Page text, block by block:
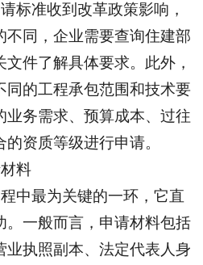
标准收到改革政策影响，
不同，企业需要查询住建部
件了解具体要求。此外，
同的工程承包范围和技术要
业务需求、预算成本、过往
资质等级进行申请。
料
中最为关键的一环，它直
。一般而言，申请材料包括
业执照副本、法定代表人身